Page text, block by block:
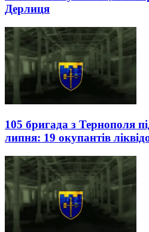
Дерлиця
105 бригада з Тернополя
липня: 19 окупантів